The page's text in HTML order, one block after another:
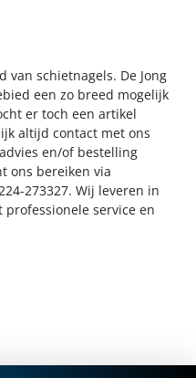
van schietnagels. De Jong
een zo breed mogelijk
er toch een artikel
altijd contact met ons
en/of bestelling
ons bereiken via
273327. Wij leveren in
service en